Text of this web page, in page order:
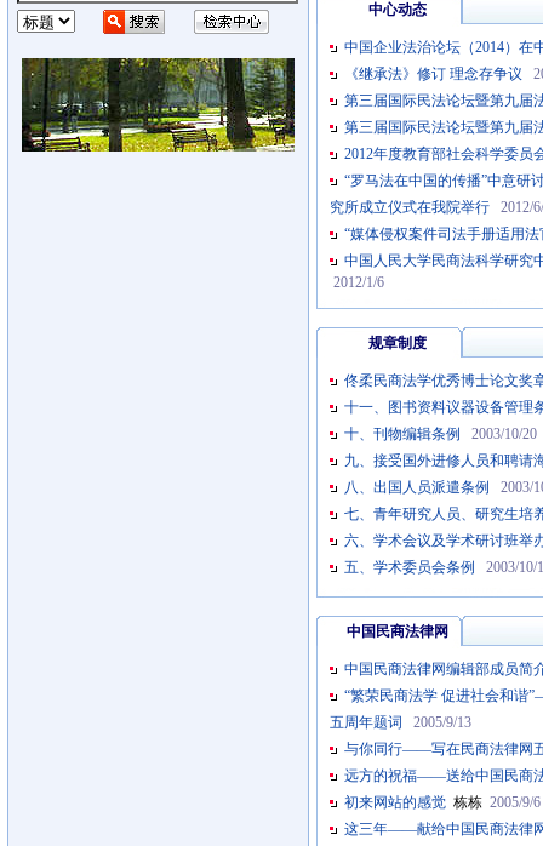
中心动态
中国企业法治论坛（2014）在
《继承法》修订 理念存争议
第三届国际民法论坛暨第九届
第三届国际民法论坛暨第九届
2012年度教育部社会科学委员
“罗马法在中国的传播”中意研
究所成立仪式在我院举行
2012/
“媒体侵权案件司法手册适用
中国人民大学民商法科学研究
2012/1/6
规章制度
佟柔民商法学优秀博士论文奖
十一、图书资料议器设备管理
十、刊物编辑条例
2003/10/20
九、接受国外进修人员和聘请
八、出国人员派遣条例
2003/
七、青年研究人员、研究生培
六、学术会议及学术研讨班举
五、学术委员会条例
2003/10/
中国民商法律网
中国民商法律网编辑部成员简
“繁荣民商法学 促进社会和谐
五周年题词
2005/9/13
与你同行——写在民商法律网
远方的祝福——送给中国民商
初来网站的感觉 栋栋 2005/9/6
这三年——献给中国民商法律